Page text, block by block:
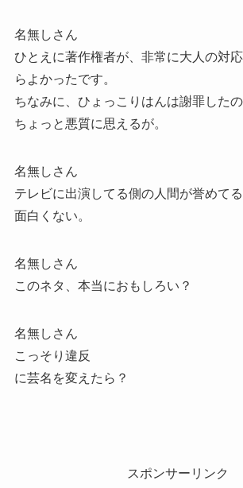
名無しさん
ひとえに著作権者が、非常に大人の対
らよかったです。
ちなみに、ひょっこりはんは謝罪した
ちょっと悪質に思えるが。
名無しさん
テレビに出演してる側の人間が誉めて
面白くない。
名無しさん
このネタ、本当におもしろい？
名無しさん
こっそり違反
に芸名を変えたら？
スポンサーリンク